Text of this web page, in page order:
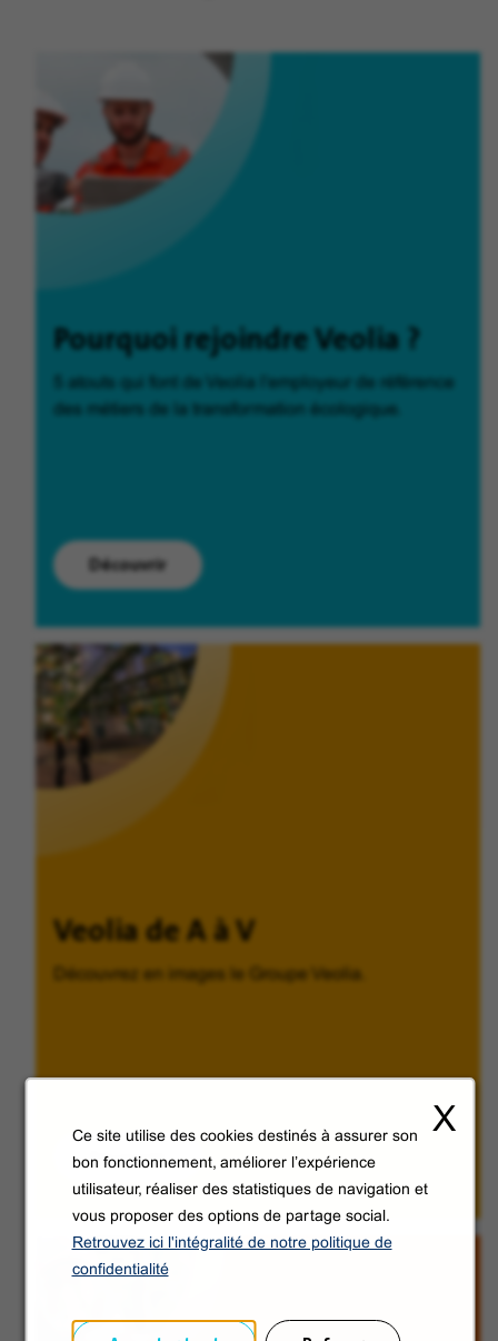
X
Ce site utilise des cookies destinés à assurer son
bon fonctionnement, améliorer l’expérience
utilisateur, réaliser des statistiques de navigation et
vous proposer des options de partage social.
Retrouvez ici l'intégralité de notre politique de
confidentialité
Pourquoi rejoindre Veolia ?
Découvrir
Veolia de A à V
Découvrez en images le Groupe Veolia.
Découvrir